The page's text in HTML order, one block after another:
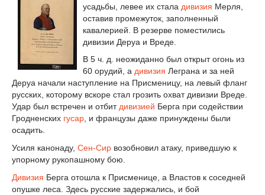
усадьбы, левее их стала дивизия Мерля,
оставив промежуток, заполненный
кавалерией. В резерве поместились
дивизии Деруа и Вреде.
В 5 ч. д. неожиданно был открыт огонь из
60 орудий, а дивизия Леграна и за ней
Деруа начали наступление на Присменицу, на левый фланг
русских, которому вскоре стал грозить охват дивизии Вреде.
Удар был встречен и отбитдивизией Берга при содействии
Гродненских гусар, и французы даже принуждены были
осадить.
Усиля канонаду, Сен-Сир возобновил атаку, приведшую к
упорному рукопашному бою.
Дивизия Берга отошла к Присменице, а Властов к соседней
опушке леса. Здесь русские задержались, и бой